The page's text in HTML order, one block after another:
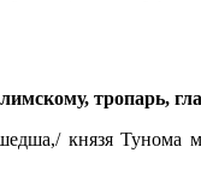
тропарь,
князя Тунома